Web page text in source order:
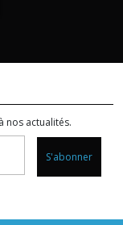
nos actualités.
S'abonner